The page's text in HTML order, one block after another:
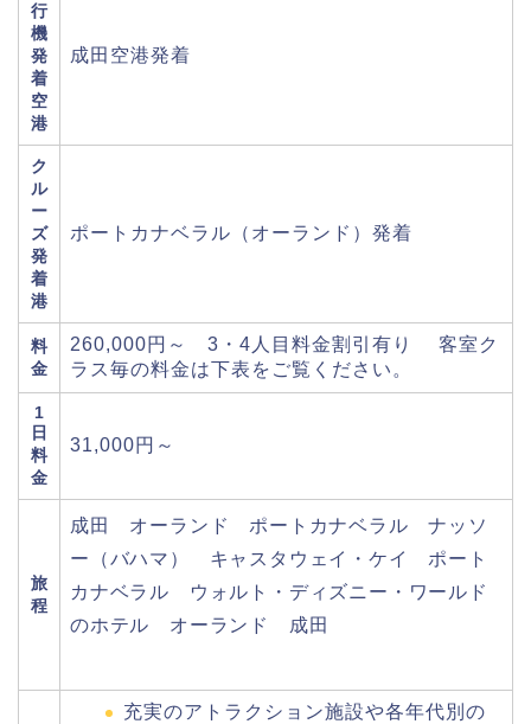
行
機
発
着
空
港
成田空港発着
ク
ル
ー
ズ
発
着
港
ポートカナベラル（オーランド）発着
料
金
260,000円～ 3・4人目料金割引有り 客室ク
ラス毎の料金は下表をご覧ください。
1
日
料
金
31,000円～
旅
程
成田 オーランド ポートカナベラル ナッソ
ー（バハマ） キャスタウェイ・ケイ ポート
カナベラル ウォルト・ディズニー・ワールド
のホテル オーランド 成田
充実のアトラクション施設や各年代別の